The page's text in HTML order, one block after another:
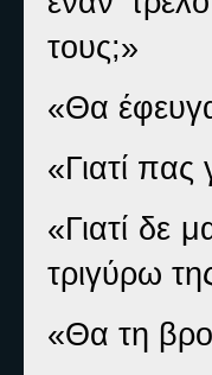
τους;»
«Θα
«Γιατί
«Γιατί δε
τριγύρω
«Θα τη